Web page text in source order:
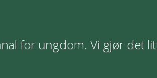
for ungdom. Vi gjør det